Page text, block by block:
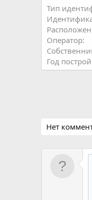
Gross
Summer
Тип
Оператор
Год
Нет